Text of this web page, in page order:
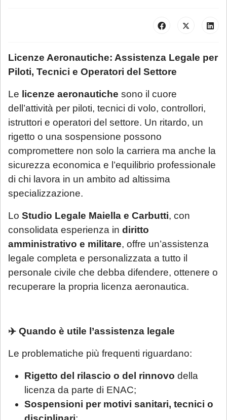
Licenze Aeronautiche: Assistenza Legale per
Piloti, Tecnici e Operatori del Settore
Le licenze aeronautiche sono il cuore
dell’attività per piloti, tecnici di volo, controllori,
istruttori e operatori del settore. Un ritardo, un
rigetto o una sospensione possono
compromettere non solo la carriera ma anche la
sicurezza economica e l’equilibrio professionale
di chi lavora in un ambito ad altissima
specializzazione.
Lo Studio Legale Maiella e Carbutti, con
consolidata esperienza in diritto
amministrativo e militare, offre un’assistenza
legale completa e personalizzata a tutto il
personale civile che debba difendere, ottenere o
recuperare la propria licenza aeronautica.
✈️ Quando è utile l’assistenza legale
Le problematiche più frequenti riguardano:
Rigetto del rilascio o del rinnovo della
licenza da parte di ENAC;
Sospensioni per motivi sanitari, tecnici o